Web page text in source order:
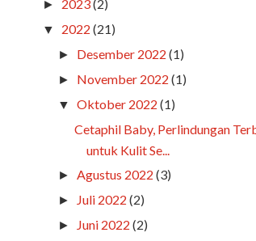
► 2023(2)
▼ 2022 (21)
► Desember 2022 (1)
► November 2022 (1)
▼ Oktober 2022 (1)
Cetaphil Baby, Perlindungan
untuk Kulit Se...
►Agustus 2022 (3)
► Juli 2022 (2)
► Juni 2022 (2)